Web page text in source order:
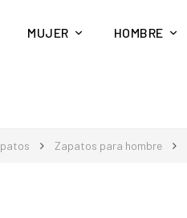
MUJER HOMBRE
Zapatos para hombre